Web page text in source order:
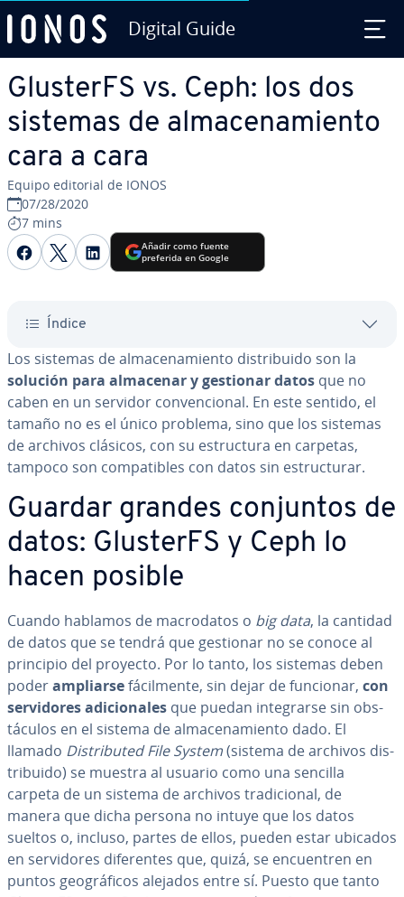
Digital Guide
GlusterFS vs. Ceph: los dos
sistemas de al­ma­ce­na­mie­n­to
cara a cara
Equipo editorial de IONOS
07/28/2020
7 mins
Compartir Facebook
Compartir Twitter
Compartir LinkedIn
Añadir como fuente
preferida en Google
Índice
Los sistemas de al­ma­ce­na­mie­n­to di­s­tri­bui­do son la
solución para almacenar y gestionar datos que no
caben en un servidor co­n­ve­n­cio­nal. En este sentido, el
tamaño no es el único problema, sino que los sistemas
de archivos clásicos, con su es­tru­c­tu­ra en carpetas,
tampoco son co­m­pa­ti­bles con datos sin es­tru­c­tu­rar.
Guardar grandes conjuntos de
datos: GlusterFS y Ceph lo
hacen posible
Cuando hablamos de ma­cro­da­tos o big data, la cantidad
de datos que se tendrá que gestionar no se conoce al
principio del proyecto. Por lo tanto, los sistemas deben
poderampliarsefá­ci­l­me­n­te, sin dejar de funcionar, con
se­r­vi­do­res adi­cio­na­les que puedan in­te­grar­se sin ob­s­
tácu­los en el sistema de al­ma­ce­na­mie­n­to dado. El
llamado Di­s­tri­bu­ted File System(sistema de archivos di­s­
tri­bui­do) se muestra al usuario como una sencilla
carpeta de un sistema de archivos tra­di­cio­nal, de
manera que dicha persona no intuye que los datos
sueltos o, incluso, partes de ellos, pueden estar ubicados
en se­r­vi­do­res di­fe­re­n­tes que, quizá, se en­cue­n­tren en
puntos geo­grá­fi­cos alejados entre sí. Puesto que tanto